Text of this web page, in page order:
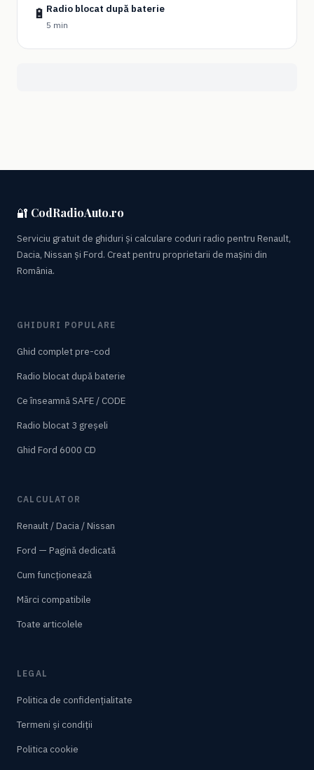
🔋 Radio blocat după baterie
5 min
🔐 CodRadioAuto.ro
Serviciu gratuit de ghiduri și calculare coduri radio pentru Renault,
Dacia, Nissan și Ford. Creat pentru proprietarii de mașini din
România.
GHIDURI POPULARE
Ghid complet pre-cod
Radio blocat după baterie
Ce înseamnă SAFE / CODE
Radio blocat 3 greșeli
Ghid Ford 6000 CD
CALCULATOR
Renault / Dacia / Nissan
Ford — Pagină dedicată
Cum funcționează
Mărci compatibile
Toate articolele
LEGAL
Politica de confidențialitate
Termeni și condiții
Politica cookie